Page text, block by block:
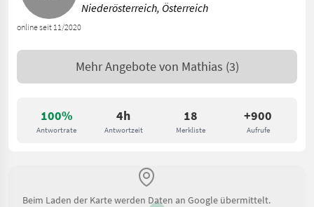
100%
Antwortrate
4h
Antwortzeit
18
Merkliste
+900
Aufrufe
online seit 11/2020
Niederösterreich, Österreich
Mehr Angebote von Mathias (3)
Beim Laden der Karte werden Daten an Google übermittelt.